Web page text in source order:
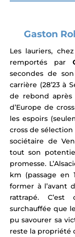
Gaston
Les lauriers,
remportés par
secondes de
carrière (28’23 à
de rebond après
d’Europe de
les espoirs
cross de
sociétaire de
tout son
promesse.
km (passage en
former à l’avant
rattrapé.
surchauffée que
pu savourer sa
reste la propriété